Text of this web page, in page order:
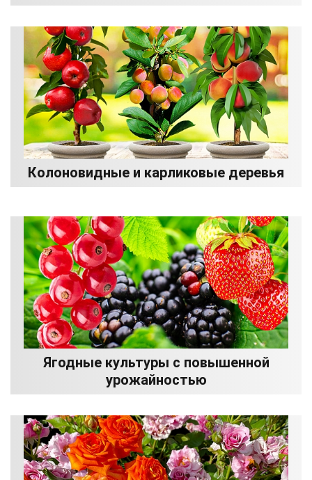
Колоновидные и карликовые деревья
Ягодные культуры с повышенной
урожайностью